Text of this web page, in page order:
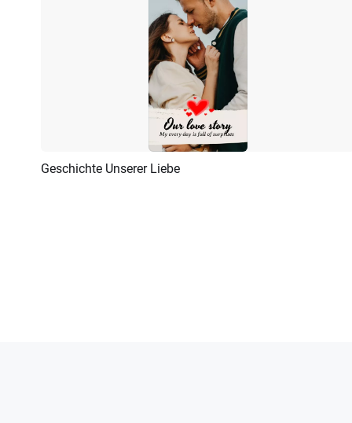
Vorschau
Geschichte Unserer Liebe